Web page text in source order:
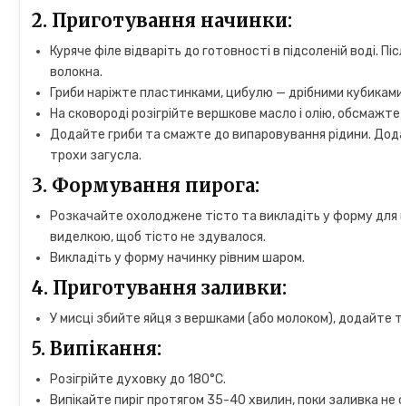
2. Приготування начинки:
Куряче філе відваріть до готовності в підсоленій воді.
волокна.
Гриби наріжте пластинками, цибулю — дрібними
На сковороді розігрійте вершкове масло і олію,
Додайте гриби та смажте до випаровування рідини.
трохи загусла.
3. Формування пирога:
Розкачайте охолоджене тісто та викладіть у форму
виделкою, щоб тісто не здувалося.
Викладіть у форму начинку рівним шаром.
4. Приготування заливки:
У мисці збийте яйця з вершками (або молоком),
5.Випікання:
Розігрійте духовку до 180°C.
Випікайте пиріг протягом 35-40 хвилин, поки заливка